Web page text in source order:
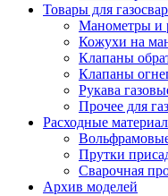
Товары для
Манометры и
Кожухи на
Клапаны
Клапаны
Рукава
Прочее для
Расходные
Прутки
Сварочная
Архив моделей